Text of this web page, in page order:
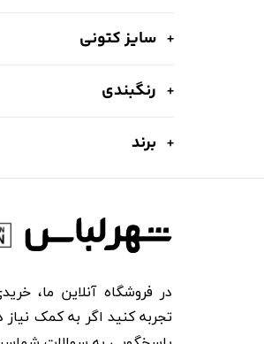
سایز کتونی
رنگبندی
برند
در فروشگاه آنلاین ما،
تجربه کنید اگر به کمک نیاز